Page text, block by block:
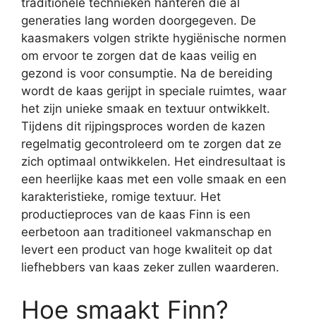
traditionele technieken hanteren die al
generaties lang worden doorgegeven. De
kaasmakers volgen strikte hygiënische normen
om ervoor te zorgen dat de kaas veilig en
gezond is voor consumptie. Na de bereiding
wordt de kaas gerijpt in speciale ruimtes, waar
het zijn unieke smaak en textuur ontwikkelt.
Tijdens dit rijpingsproces worden de kazen
regelmatig gecontroleerd om te zorgen dat ze
zich optimaal ontwikkelen. Het eindresultaat is
een heerlijke kaas met een volle smaak en een
karakteristieke, romige textuur. Het
productieproces van de kaas Finn is een
eerbetoon aan traditioneel vakmanschap en
levert een product van hoge kwaliteit op dat
liefhebbers van kaas zeker zullen waarderen.
Hoe smaakt Finn?